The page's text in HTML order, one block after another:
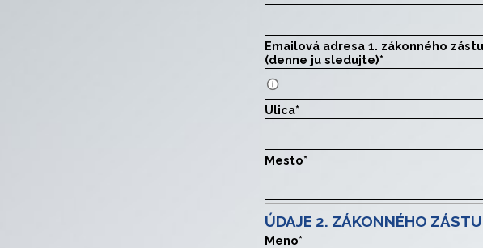
Emailová adresa 1. zákonného
(denne ju sledujte)*
Iná ako 2. zák. zástupcu
Ulica*
Mesto*
ÚDAJE 2. ZÁKONNÉHO
Meno*